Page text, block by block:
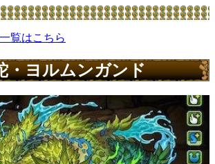
覧はこちら
・ヨルムンガンド